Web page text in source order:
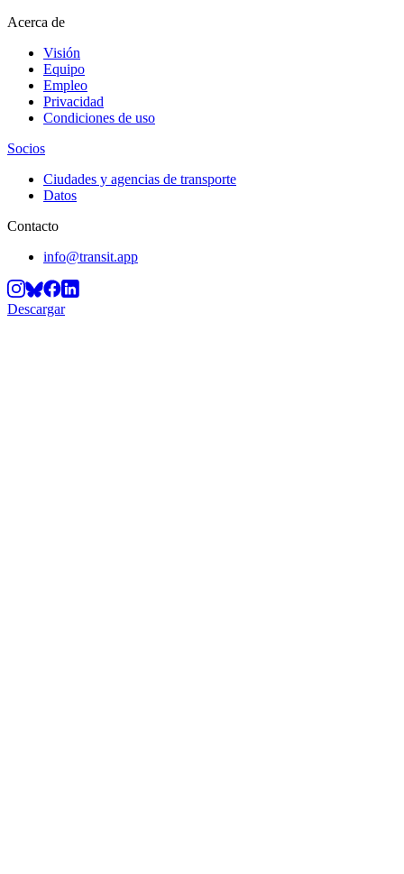
Acerca de
Visión
Equipo
Empleo
Privacidad
Condiciones de uso
Socios
Ciudades y agencias de transporte
Datos
Contacto
info@transit.app
Descargar